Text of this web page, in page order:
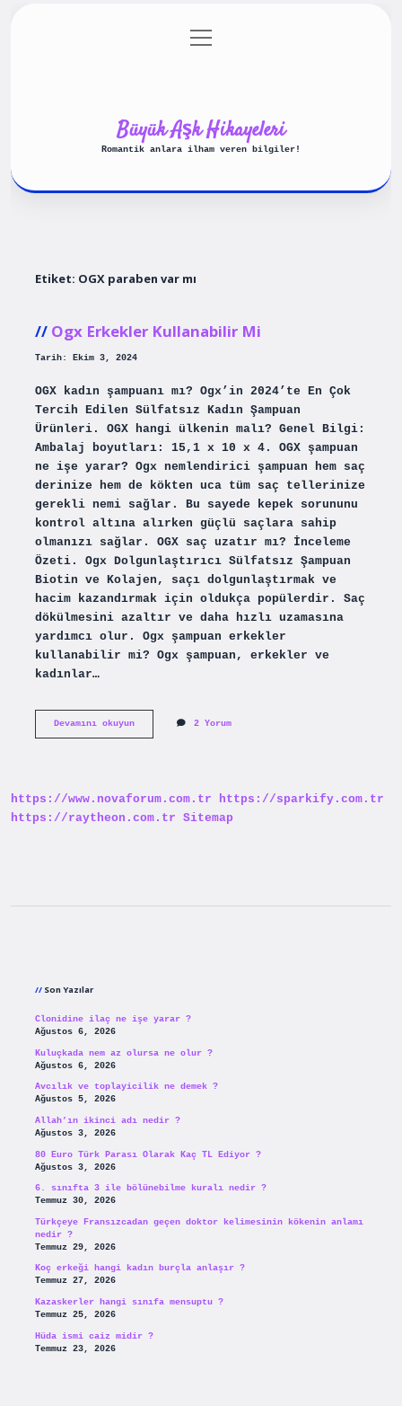
Gizlilik Politikası
menüyü
aç
Büyük Aşk Hikayeleri
Romantik anlara ilham veren bilgiler!
Etiket: OGX paraben var mı
Ogx Erkekler Kullanabilir Mi
Tarih: Ekim 3, 2024
OGX kadın şampuanı mı? Ogx’in 2024’te En Çok
Tercih Edilen Sülfatsız Kadın Şampuan
Ürünleri. OGX hangi ülkenin malı? Genel Bilgi:
Ambalaj boyutları: 15,1 x 10 x 4. OGX şampuan
ne işe yarar? Ogx nemlendirici şampuan hem saç
derinize hem de kökten uca tüm saç tellerinize
gerekli nemi sağlar. Bu sayede kepek sorununu
kontrol altına alırken güçlü saçlara sahip
olmanızı sağlar. OGX saç uzatır mı? İnceleme
Özeti. Ogx Dolgunlaştırıcı Sülfatsız Şampuan
Biotin ve Kolajen, saçı dolgunlaştırmak ve
hacim kazandırmak için oldukça popülerdir. Saç
dökülmesini azaltır ve daha hızlı uzamasına
yardımcı olur. Ogx şampuan erkekler
kullanabilir mi? Ogx şampuan, erkekler ve
kadınlar…
Devamını okuyunOgx
2 Yorum
https://www.novaforum.com.tr
https://sparkify.com.tr
https://raytheon.com.tr Sitemap
Son Yazılar
Clonidine ilaç ne işe yarar ?
Ağustos 6, 2026
Kuluçkada nem az olursa ne olur ?
Ağustos 6, 2026
Avcılık ve toplayicilik ne demek ?
Ağustos 5, 2026
Allah’ın ikinci adı nedir ?
Ağustos 3, 2026
80 Euro Türk Parası Olarak Kaç TL Ediyor ?
Ağustos 3, 2026
6. sınıfta 3 ile bölünebilme kuralı nedir ?
Temmuz 30, 2026
Türkçeye Fransızcadan geçen doktor kelimesinin kökenin anlamı
nedir ?
Temmuz 29, 2026
Koç erkeği hangi kadın burçla anlaşır ?
Temmuz 27, 2026
Kazaskerler hangi sınıfa mensuptu ?
Temmuz 25, 2026
Hüda ismi caiz midir ?
Temmuz 23, 2026